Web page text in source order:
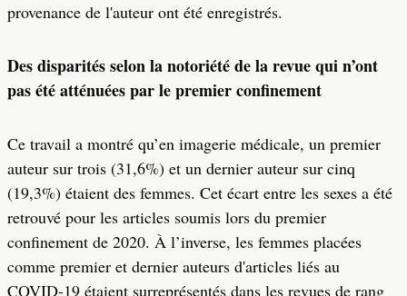
provenance de l'auteur ont été enregistrés.
Des disparités selon la notoriété de la revue qui n’ont
pas été atténuées par le premier confinement
Ce travail a montré qu’en imagerie médicale, un premier
auteur sur trois (31,6%) et un dernier auteur sur cinq
(19,3%) étaient des femmes. Cet écart entre les sexes a été
retrouvé pour les articles soumis lors du premier
confinement de 2020. À l’inverse, les femmes placées
comme premier et dernier auteurs d'articles liés au
COVID-19 étaient surreprésentés dans les revues de rang